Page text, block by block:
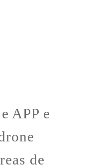
APP e
de